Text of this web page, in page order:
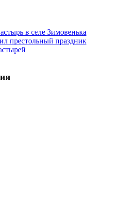
в селе Зимовенька
престольный праздник